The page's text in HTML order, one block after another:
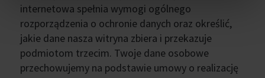
internetowa spełnia wymogi ogólnego
rozporządzenia o ochronie danych oraz określić,
jakie dane nasza witryna zbiera i przekazuje
podmiotom trzecim. Twoje dane osobowe
przechowujemy na podstawie umowy o realizację